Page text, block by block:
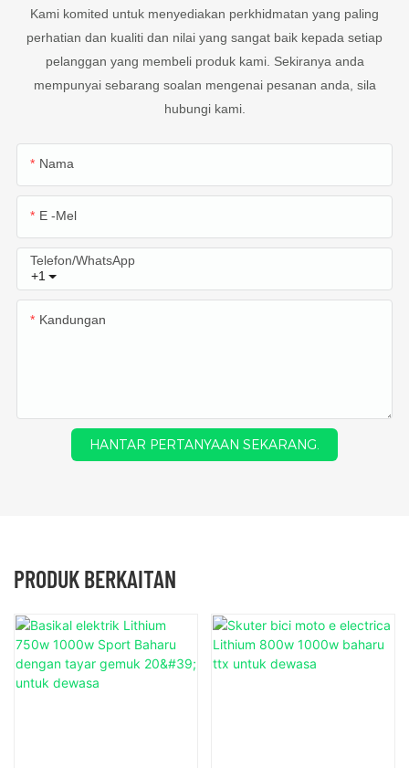
Kami komited untuk menyediakan perkhidmatan yang paling
perhatian dan kualiti dan nilai yang sangat baik kepada setiap
pelanggan yang membeli produk kami. Sekiranya anda
mempunyai sebarang soalan mengenai pesanan anda, sila
hubungi kami.
Nama
E -mel
+1
Telefon/WhatsApp
Kandungan
HANTAR PERTANYAAN SEKARANG.
PRODUK BERKAITAN